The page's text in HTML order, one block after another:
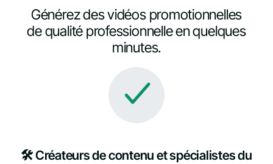
Générez des vidéos promotionnelles
de qualité professionnelle en quelques
minutes.
🛠️ Créateurs de contenu et spécialistes du